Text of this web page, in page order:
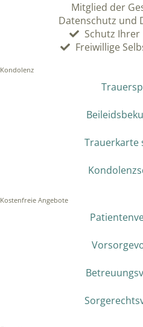
Mitglied der
Datenschutz und
Schutz
Freiwillige
Kondolenz
Trauerkarte
Kostenfreie Angebote